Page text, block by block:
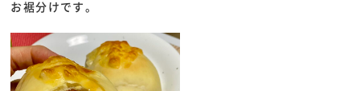
お裾分けです。